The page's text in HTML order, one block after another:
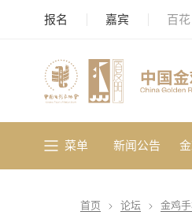
报名 嘉宾 百花
菜单 新闻公告
首页 论坛 金鸡